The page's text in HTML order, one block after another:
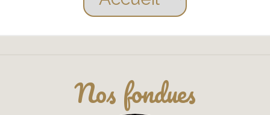
Nos fondues